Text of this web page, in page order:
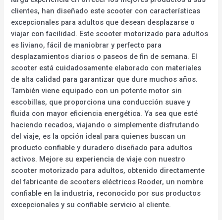
clientes, han diseñado este scooter con características
excepcionales para adultos que desean desplazarse o
viajar con facilidad. Este scooter motorizado para adultos
es liviano, fácil de maniobrar y perfecto para
desplazamientos diarios o paseos de fin de semana. El
scooter está cuidadosamente elaborado con materiales
de alta calidad para garantizar que dure muchos años.
También viene equipado con un potente motor sin
escobillas, que proporciona una conducción suave y
fluida con mayor eficiencia energética. Ya sea que esté
haciendo recados, viajando o simplemente disfrutando
del viaje, es la opción ideal para quienes buscan un
producto confiable y duradero diseñado para adultos
activos. Mejore su experiencia de viaje con nuestro
scooter motorizado para adultos, obtenido directamente
del fabricante de scooters eléctricos Rooder, un nombre
confiable en la industria, reconocido por sus productos
excepcionales y su confiable servicio al cliente.